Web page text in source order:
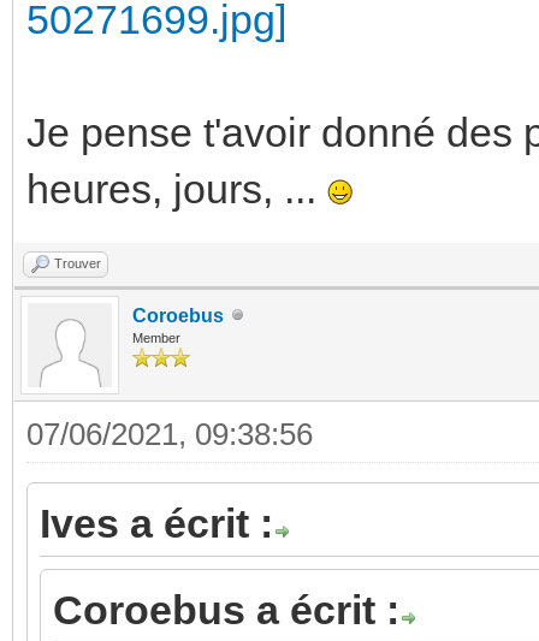
Je pense t'avoir donné des
heures, jours, ...
Trouver
Coroebus
Member
07/06/2021, 09:38:56
Ives a écrit :
Coroebus a écrit :